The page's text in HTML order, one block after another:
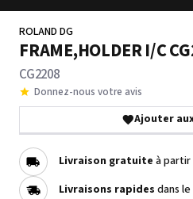
ROLAND DG
FRAME,HOLDER I/C
CG2208
Donnez-nous votre avis
Ajouter
Livraison gratuite à partir
Livraisons rapides dans